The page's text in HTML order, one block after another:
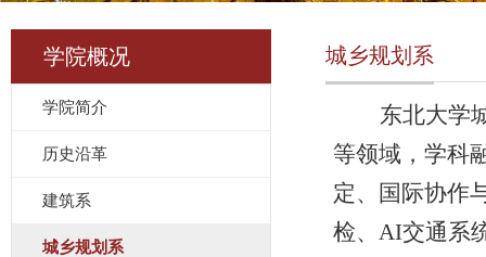
学院概况
学院简介
历史沿革
建筑系
城乡规划系
城乡规划系
东北大学
等领域，学科
定、国际协作
检、AI交通系